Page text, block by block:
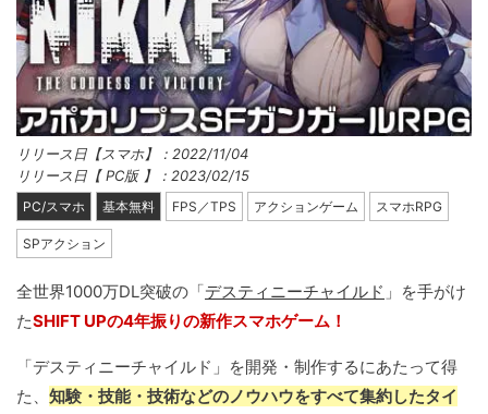
リリース日【スマホ】：2022/11/04
リリース日【 PC版 】：2023/02/15
PC/スマホ 基本無料 FPS／TPS アクションゲーム スマホRPG
SPアクション
全世界1000万DL突破の「デスティニーチャイルド 」を手がけ
たSHIFT UPの4年振りの新作スマホゲーム！
「デスティニーチャイルド」を開発・制作するにあたって得
た、 知験・技能・技術などのノウハウをすべて集約したタイ